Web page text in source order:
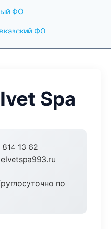
ФО
ФО
Spa
13 62
по